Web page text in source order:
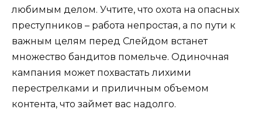
любимым делом. Учтите, что охота на опасных
преступников – работа непростая, а по пути к
важным целям перед Слейдом встанет
множество бандитов помельче. Одиночная
кампания может похвастать лихими
перестрелками и приличным объемом
контента, что займет вас надолго.